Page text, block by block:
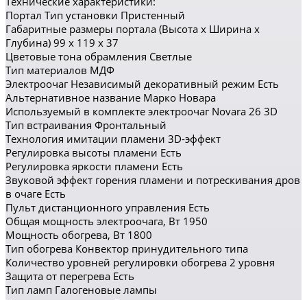
Портал Тип установки Пристенный
Габаритные размеры портала (Высота x Ширина x
Глубина) 99 x 119 x 37
Цветовые тона обрамления Светлые
Тип материалов МДФ
Электроочаг Независимый декоративный режим Есть
Альтернативное название Марко Новара
Используемый в комплекте электроочаг Novara 26 3D
Тип встраивания Фронтальный
Технология имитации пламени 3D-эффект
Регулировка высоты пламени Есть
Регулировка яркости пламени Есть
Звуковой эффект горения пламени и потрескивания дров
в очаге Есть
Пульт дистанционного управления Есть
Общая мощность электроочага, Вт 1950
Мощность обогрева, Вт 1800
Тип обогрева Конвектор принудительного типа
Количество уровней регулировки обогрева 2 уровня
Защита от перегрева Есть
Тип ламп Галогеновые лампы